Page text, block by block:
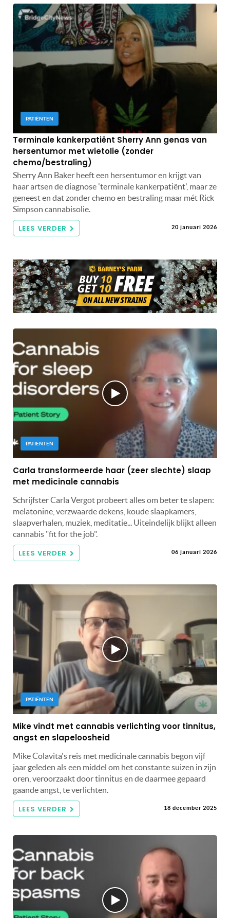
PATIËNTEN
Terminale kankerpatiënt Sherry Ann genas van
hersentumor met wietolie (zonder
chemo/bestraling)
Sherry Ann Baker heeft een hersentumor en krijgt van
haar artsen de diagnose 'terminale kankerpatiënt', maar ze
geneest en dat zonder chemo en bestraling maar mét Rick
Simpson cannabisolie.
LEES VERDER 20 januari 2026
PATIËNTEN
Carla transformeerde haar (zeer slechte) slaap
met medicinale cannabis
Schrijfster Carla Vergot probeert alles om beter te slapen:
melatonine, verzwaarde dekens, koude slaapkamers,
slaapverhalen, muziek, meditatie... Uiteindelijk blijkt alleen
cannabis "fit for the job".
LEES VERDER 06 januari 2026
PATIËNTEN
Mike vindt met cannabis verlichting voor tinnitus,
angst en slapeloosheid
Mike Colavita's reis met medicinale cannabis begon vijf
jaar geleden als een middel om het constante suizen in zijn
oren, veroorzaakt door tinnitus en de daarmee gepaard
gaande angst, te verlichten.
LEES VERDER 18 december 2025